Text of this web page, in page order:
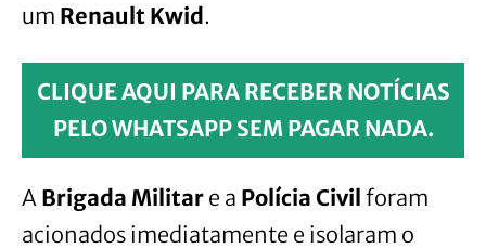
um Renault Kwid.
CLIQUE AQUI PARA RECEBER NOTÍCIAS
PELO WHATSAPP SEM PAGAR NADA.
A Brigada Militar e a Polícia Civil foram
acionados imediatamente e isolaram o